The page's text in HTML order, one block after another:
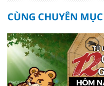
CÙNG CHUYÊN MỤC